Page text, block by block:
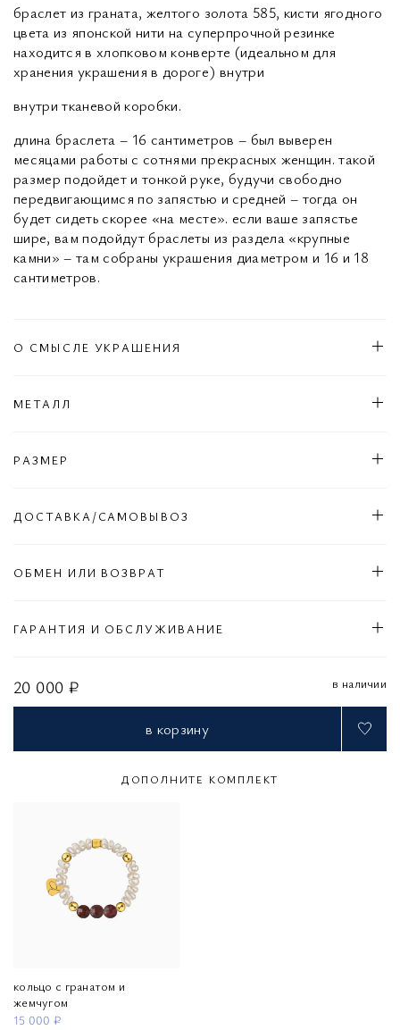
20 000 ₽ в наличии
в корзину
браслет из граната, желтого золота 585, кисти ягодного
цвета из японской нити на суперпрочной резинке
находится в хлопковом конверте (идеальном для
хранения украшения в дороге) внутри
внутри тканевой коробки.
длина браслета – 16 сантиметров – был выверен
месяцами работы с сотнями прекрасных женщин. такой
размер подойдет и тонкой руке, будучи свободно
передвигающимся по запястью и средней – тогда он
будет сидеть скорее «на месте». если ваше запястье
шире, вам подойдут браслеты из раздела «крупные
камни» – там собраны украшения диаметром и 16 и 18
сантиметров.
О СМЫСЛЕ УКРАШЕНИЯ
МЕТАЛЛ
РАЗМЕР
ДОСТАВКА/САМОВЫВОЗ
ОБМЕН ИЛИ ВОЗВРАТ
ГАРАНТИЯ И ОБСЛУЖИВАНИЕ
ДОПОЛНИТЕ КОМПЛЕКТ
кольцо с гранатом и
жемчугом
15 000 ₽